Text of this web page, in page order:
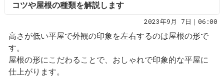
コツや屋根の種類を解説します
2023年9月 7日｜06:00
高さが低い平屋で外観の印象を左右するのは屋根の形で
す。
屋根の形にこだわることで、おしゃれで印象的な平屋に
仕上がります。